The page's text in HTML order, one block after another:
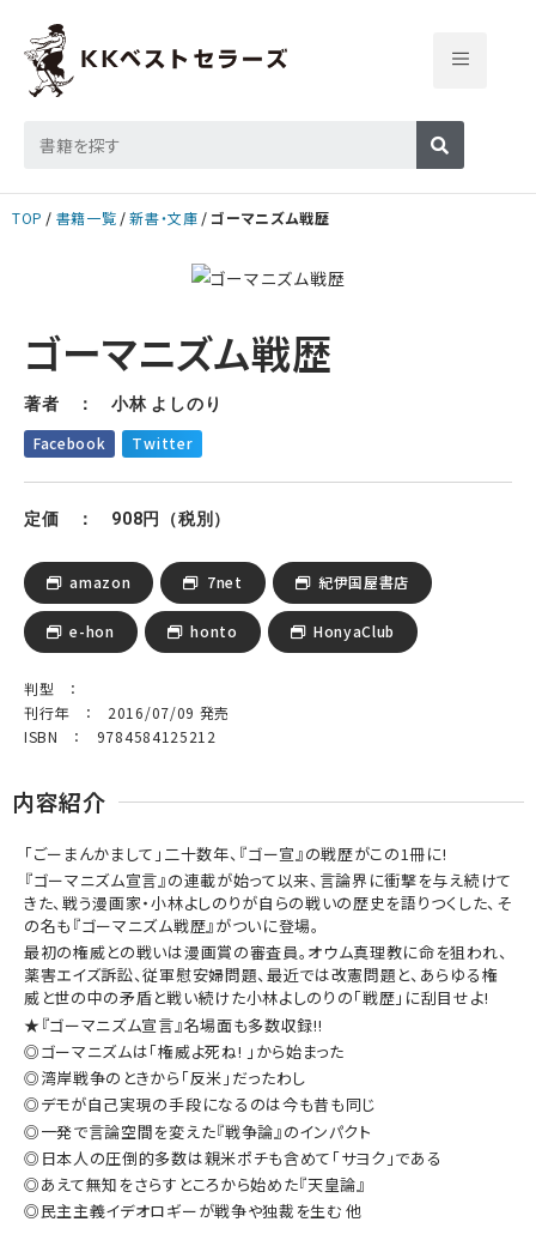
TOP 書籍一覧 新書・文庫 ゴーマニズム戦歴
ゴーマニズム戦歴
著者 ： 小林 よしのり
Facebook Twitter
定価 ： 908円（税別）
amazon 7net 紀伊国屋書店
e-hon honto HonyaClub
判型 ：
刊行年 ： 2016/07/09 発売
ISBN ： 9784584125212
内容紹介
「ごーまんかまして」二十数年、『ゴー宣』の戦歴がこの1冊に!
『ゴーマニズム宣言』の連載が始って以来、言論界に衝撃を与え続けて
きた、戦う漫画家・小林よしのりが自らの戦いの歴史を語りつくした、そ
の名も『ゴーマニズム戦歴』がついに登場。
最初の権威との戦いは漫画賞の審査員。オウム真理教に命を狙われ、
薬害エイズ訴訟、従軍慰安婦問題、最近では改憲問題と、あらゆる権
威と世の中の矛盾と戦い続けた小林よしのりの「戦歴」に刮目せよ!
★『ゴーマニズム宣言』名場面も多数収録!!
◎ゴーマニズムは「権威よ死ね! 」から始まった
◎湾岸戦争のときから「反米」だったわし
◎デモが自己実現の手段になるのは今も昔も同じ
◎一発で言論空間を変えた『戦争論』のインパクト
◎日本人の圧倒的多数は親米ポチも含めて「サヨク」である
◎あえて無知をさらすところから始めた『天皇論』
◎民主主義イデオロギーが戦争や独裁を生む 他